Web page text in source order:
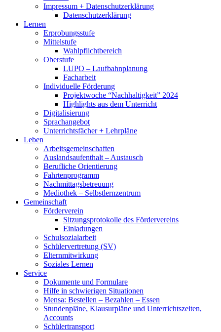
Impressum + Datenschutzerklärung
Datenschutzerklärung
Lernen
Erprobungsstufe
Mittelstufe
Wahlpflichtbereich
Oberstufe
LUPO – Laufbahnplanung
Facharbeit
Individuelle Förderung
Projektwoche “Nachhaltigkeit” 2024
Highlights aus dem Unterricht
Digitalisierung
Sprachangebot
Unterrichtsfächer + Lehrpläne
Leben
Arbeitsgemeinschaften
Auslandsaufenthalt – Austausch
Berufliche Orientierung
Fahrtenprogramm
Nachmittagsbetreuung
Mediothek – Selbstlernzentrum
Gemeinschaft
Förderverein
Sitzungsprotokolle des Fördervereins
Einladungen
Schulsozialarbeit
Schülervertretung (SV)
Elternmitwirkung
Soziales Lernen
Service
Dokumente und Formulare
Hilfe in schwierigen Situationen
Mensa: Bestellen – Bezahlen – Essen
Stundenpläne, Klausurpläne und Unterrichtszeiten,
Accounts
Schülertransport